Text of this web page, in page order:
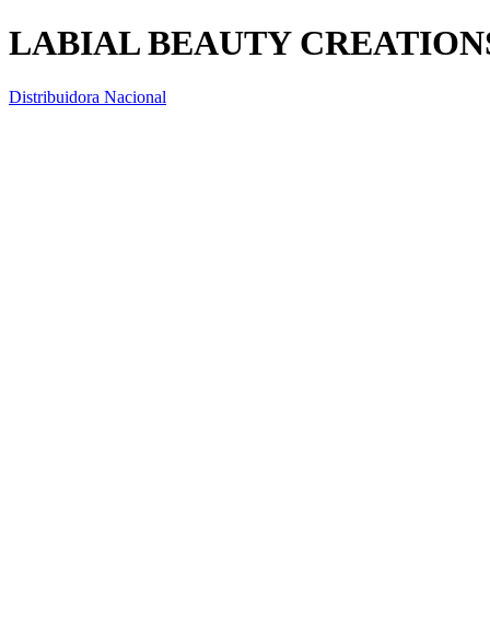
LABIAL BEAUTY
Distribuidora Nacional